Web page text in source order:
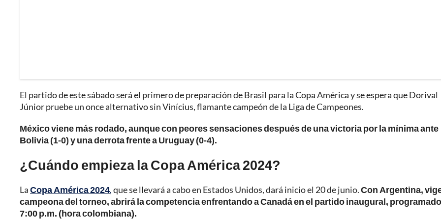
El partido de este sábado será el primero de preparación de Brasil para la Copa América y se espera que Dorival
Júnior pruebe un once alternativo sin Vinícius, flamante campeón de la Liga de Campeones.
México viene más rodado, aunque con peores sensaciones después de una victoria por la mínima ante
Bolivia (1-0) y una derrota frente a Uruguay (0-4).
¿Cuándo empieza la Copa América 2024?
LaCopa América 2024,que se llevará a cabo en Estados Unidos, dará inicio el 20 de junio.Con Argentina,
campeona del torneo, abrirá la competencia enfrentando a Canadá en el partido inaugural,
7:00 p.m. (hora colombiana).